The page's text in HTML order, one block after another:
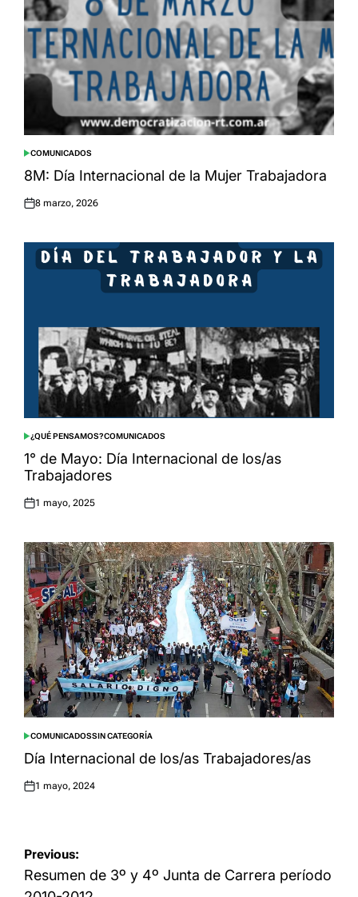
POSTED
IN
COMUNICADOS
8M: Día Internacional de la Mujer Trabajadora
Posted
8 marzo, 2026
POSTED
IN
¿QUÉ PENSAMOS?COMUNICADOS
1° de Mayo: Día Internacional de los/as
Trabajadores
Posted
1 mayo, 2025
POSTED
IN
COMUNICADOSSIN CATEGORÍA
Día Internacional de los/as Trabajadores/as
Posted
1 mayo, 2024
Navegación
de
Previous:
Resumen de 3º y 4º Junta de Carrera período